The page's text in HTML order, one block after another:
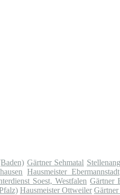
Gärtner Sehmatal
Hausmeister Ebermannstadt
Soest, Westfalen Gärtner
Hausmeister Ottweiler